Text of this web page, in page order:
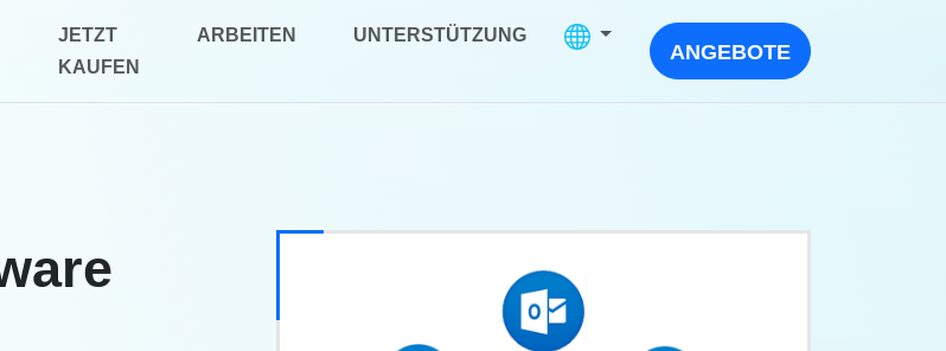
JETZT
KAUFEN
ARBEITEN UNTERSTÜTZUNG
ANGEBOTE